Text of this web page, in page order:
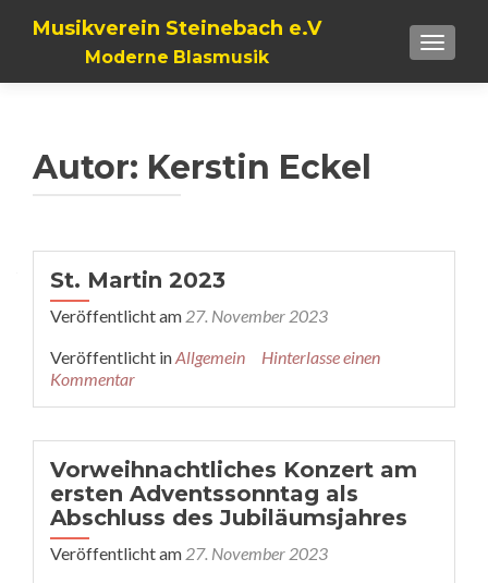
Musikverein Steinebach e.V
Moderne Blasmusik
Autor: Kerstin Eckel
St. Martin 2023
Veröffentlicht am 27. November 2023
Veröffentlicht inAllgemein
Hinterlasse einen
Kommentar
Vorweihnachtliches Konzert am
ersten Adventssonntag als
Abschluss des Jubiläumsjahres
Veröffentlicht am 27. November 2023
Beitragsnavigation